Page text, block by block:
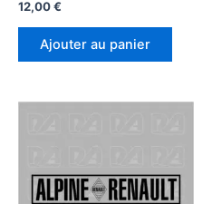
12,00€
Ajouter au panier